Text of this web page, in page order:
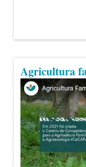
Agricultura